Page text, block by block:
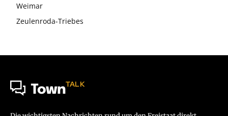
Weimar
Zeulenroda-Triebes
TownTALK